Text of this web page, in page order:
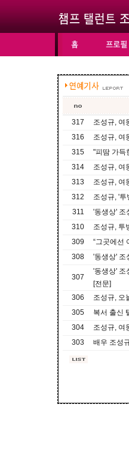
317
조성규, 여
316
조성규, 여
315
"피땀 가득
314
조성규, 여
313
조성규, 여
312
조성규, '
311
'동생상' 조
310
조성규, 투
309
“그곳에선
308
'동생상' 조
307
'동생상' 조
[전문]
306
조성규, 오
305
복서 출신
304
조성규, 여
303
배우 조성